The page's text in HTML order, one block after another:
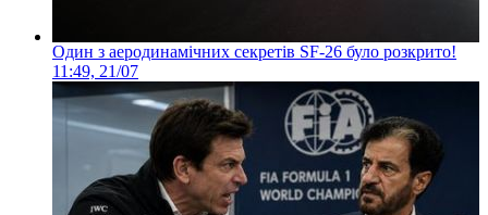
Один з аеродинамічних секретів SF-26 було розкрито!
11:49, 21/07